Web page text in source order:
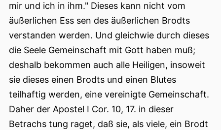
mir und ich in ihm." Dieses kann nicht vom
äußerlichen Ess sen des äußerlichen Brodts
verstanden werden. Und gleichwie durch dieses
die Seele Gemeinschaft mit Gott haben muß;
deshalb bekommen auch alle Heiligen, insoweit
sie dieses einen Brodts und einen Blutes
teilhaftig werden, eine vereinigte Gemeinschaft.
Daher der Apostel I Cor. 10, 17. in dieser
Betrachs tung raget, daß sie, als viele, ein Brodt